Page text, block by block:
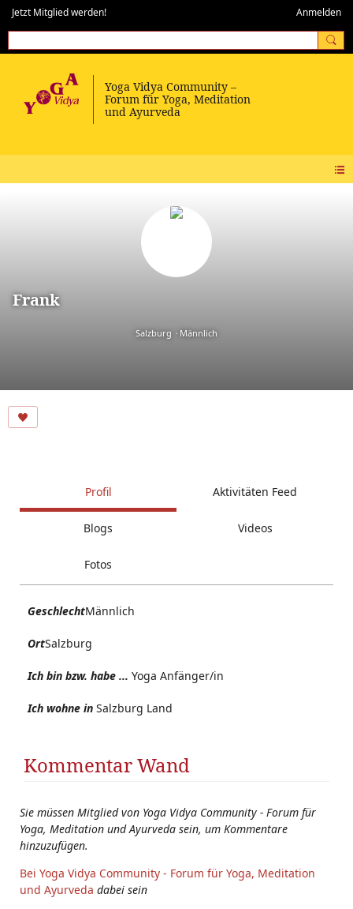
Jetzt Mitglied werden! Anmelden
Frank
Salzburg Männlich
Profil Aktivitäten Feed
Blogs Videos
Fotos
GeschlechtMännlich
OrtSalzburg
Ich bin bzw. habe ... Yoga Anfänger/in
Ich wohne in Salzburg Land
Kommentar Wand
Sie müssen Mitglied von Yoga Vidya Community - Forum für
Yoga, Meditation und Ayurveda sein, um Kommentare
hinzuzufügen.
Bei Yoga Vidya Community - Forum für Yoga, Meditation
und Ayurveda dabei sein